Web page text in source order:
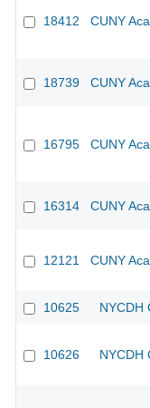
18412 CUNY
18739 CUNY
16795 CUNY
16314 CUNY
12121 CUNY
10625 NYCDH
10626 NYCDH